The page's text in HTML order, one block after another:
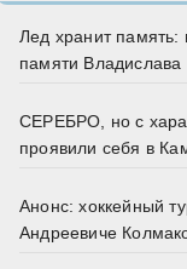
Лед хранит память:
памяти Владислава
СЕРЕБРО, но с
проявили себя в
Анонс: хоккейный
Андреевиче